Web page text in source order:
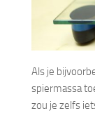
Als je
spiermassa
zou je zelfs